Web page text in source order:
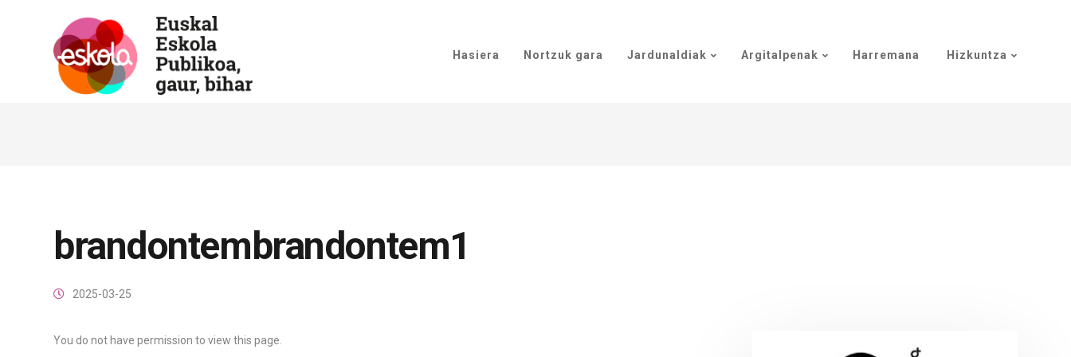
Hasiera Nortzuk gara Jardunaldiak Argitalpenak Harremana Hizkuntza
brandontembrandontem1
2025-03-25
You do not have permission to view this page.